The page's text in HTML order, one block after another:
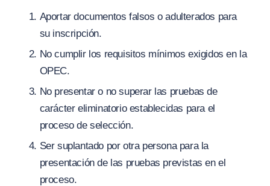
Aportar documentos falsos o adulterados para
su inscripción.
No cumplir los requisitos mínimos exigidos en la
OPEC.
No presentar o no superar las pruebas de
carácter eliminatorio establecidas para el
proceso de selección.
Ser suplantado por otra persona para la
presentación de las pruebas previstas en el
proceso.